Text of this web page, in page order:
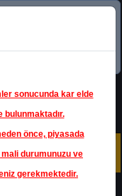
sonucunda kar elde
önce, piyasada
durumunuzu ve
gerekmektedir.